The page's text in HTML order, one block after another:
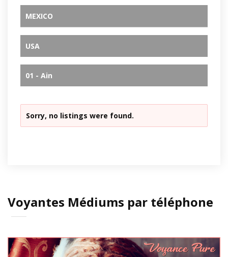
MEXICO
USA
01 - Ain
Sorry, no listings were found.
Voyantes Médiums par téléphone